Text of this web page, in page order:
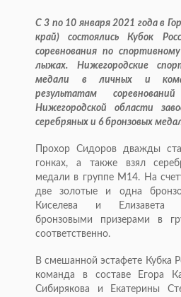
С 3 по 10 января 2021 года в
край) состоялись Кубок
соревнования по
лыжах. Нижегородские
медали в личных и
результатам
Нижегородской области
серебряных и 6 бронзовых
Прохор Сидоров дважды
гонках, а также взял
медали в группе М14. На
две золотые и одна
Киселева и Елизавета
бронзовыми призерами в
соответственно.
В смешанной эстафете Кубка
команда в составе Егора
Сибирякова и Екатерины